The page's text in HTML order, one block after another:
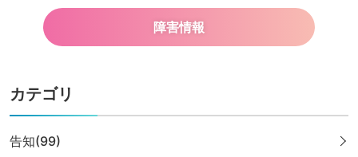
障害情報
カテゴリ
告知(99)